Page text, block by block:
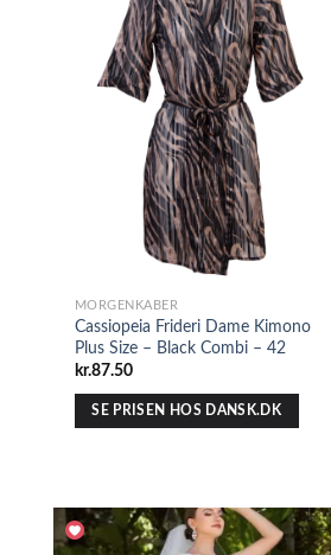
MORGENKÅBER
Cassiopeia Frideri Dame Kimono
Plus Size – Black Combi – 42
kr.87.50
SE PRISEN HOS DANSK.DK